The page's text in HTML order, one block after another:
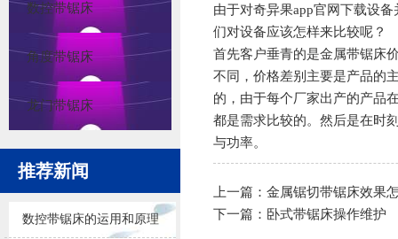
数控带锯床
角度带锯床
龙门带锯床
推荐新闻
数控带锯床的运用和原理
由于对奇异果app官网下载设备
们对设备应该怎样来比较呢？
首先客户垂青的是金属带锯床
不同，价格差别主要是产品的
的，由于每个厂家出产的产品
都是需求比较的。然后是在时
与功率。
上一篇： 金属锯切带锯床效果
下一篇： 卧式带锯床操作维护